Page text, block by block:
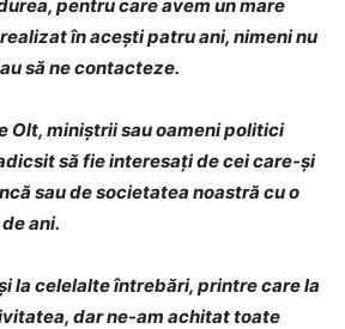
pentru care avem un mare
în acești patru ani, nimeni nu
să ne contacteze.
Olt, miniștrii sau oameni politici
să fie interesați de cei care-și
sau de societatea noastră cu o
ani.
la celelalte întrebări, printre care la
dar ne-am achitat toate